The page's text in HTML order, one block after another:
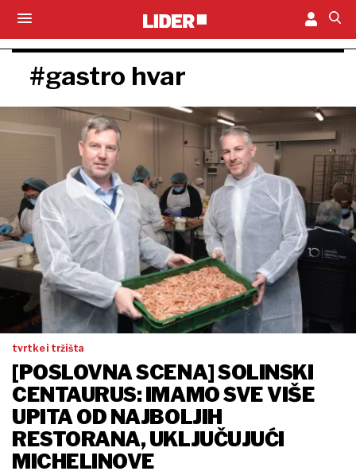
#gastro hvar
tvrtke i tržišta
[POSLOVNA SCENA] SOLINSKI
CENTAURUS: IMAMO SVE VIŠE
UPITA OD NAJBOLJIH
RESTORANA, UKLJUČUJUĆI
MICHELINOVE